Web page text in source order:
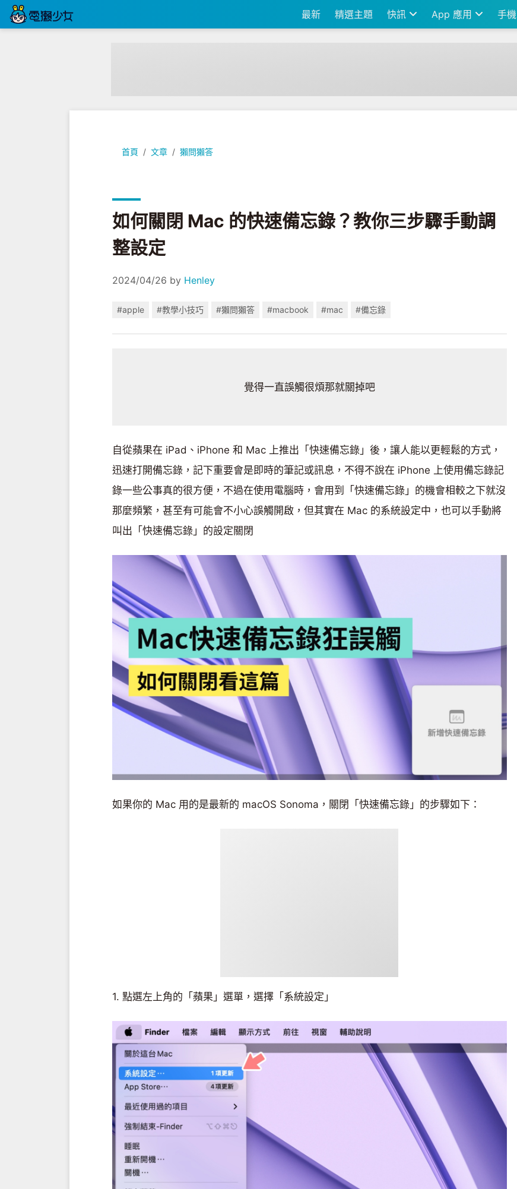
最新 精選主題 快訊 App 應用 手機
首頁 文章 獺問獺答
如何關閉 Mac 的快速備忘錄？教你三步驟手動調整設定
如何關閉 Mac 的快速備忘錄？教你三步驟手動調
整設定
2024/04/26 by Henley
#apple #教學小技巧 #獺問獺答 #macbook #mac #備忘錄
覺得一直誤觸很煩那就關掉吧
自從蘋果在 iPad、iPhone 和 Mac 上推出「快速備忘錄」後，讓人能以更輕鬆的方式，
迅速打開備忘錄，記下重要會是即時的筆記或訊息，不得不說在 iPhone 上使用備忘錄記
錄一些公事真的很方便，不過在使用電腦時，會用到「快速備忘錄」的機會相較之下就沒
那麼頻繁，甚至有可能會不小心誤觸開啟，但其實在 Mac 的系統設定中，也可以手動將
叫出「快速備忘錄」的設定關閉
如果你的 Mac 用的是最新的 macOS Sonoma，關閉「快速備忘錄」的步驟如下：
1. 點選左上角的「蘋果」選單，選擇「系統設定」